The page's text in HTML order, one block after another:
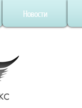
Новости